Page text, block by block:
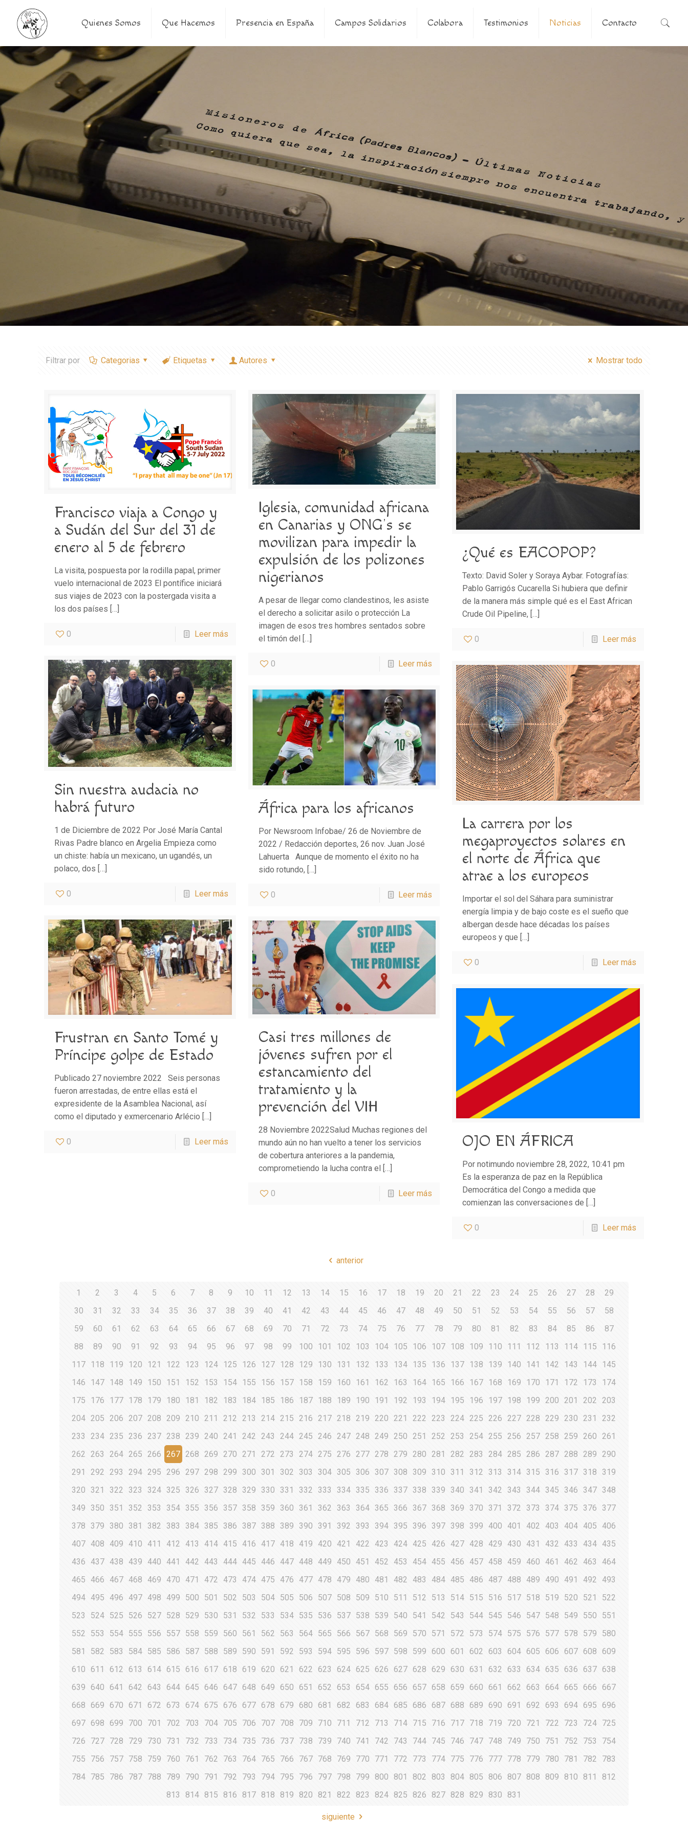
Quienes Somos Que Hacemos Presencia en España Campos Solidarios Colabora Testimonios Noticias Contacto
Filtrar por Categorias Etiquetas Autores Mostrar todo
Francisco viaja a Congo y
a Sudán del Sur del 31 de
enero al 5 de febrero
La visita, pospuesta por la rodilla papal, primer
vuelo internacional de 2023 El pontífice iniciará
sus viajes de 2023 con la postergada visita a
los dos países […]
0 Leer más
Iglesia, comunidad africana
en Canarias y ONG’s se
movilizan para impedir la
expulsión de los polizones
nigerianos
A pesar de llegar como clandestinos, les asiste
el derecho a solicitar asilo o protección La
imagen de esos tres hombres sentados sobre
el timón del
[…]
0 Leer más
¿Qué es EACOPOP?
Texto: David Soler y Soraya Aybar. Fotografías:
Pablo Garrigós Cucarella Si hubiera que definir
de la manera más simple qué es el East African
Crude Oil Pipeline, […]
0 Leer más
Sin nuestra audacia no
habrá futuro
1 de Diciembre de 2022 Por José María Cantal
Rivas Padre blanco en Argelia Empieza como
un chiste: había un mexicano, un ugandés, un
polaco, dos […]
0 Leer más
La carrera por los
megaproyectos solares en
el norte de África que
atrae a los europeos
Importar el sol del Sáhara para suministrar
energía limpia y de bajo coste es el sueño que
albergan desde hace décadas los países
europeos y que […]
0 Leer más
África para los africanos
Por Newsroom Infobae/ 26 de Noviembre de
2022 / Redacción deportes, 26 nov. Juan José
Lahuerta Aunque de momento el éxito no ha
sido rotundo, […]
0 Leer más
Frustran en Santo Tomé y
Príncipe golpe de Estado
Publicado 27 noviembre 2022 Seis personas
fueron arrestadas, de entre ellas está el
expresidente de la Asamblea Nacional, así
como el diputado y exmercenario Arlécio […]
0 Leer más
Casi tres millones de
jóvenes sufren por el
estancamiento del
tratamiento y la
prevención del VIH
28 Noviembre 2022Salud Muchas regiones del
mundo aún no han vuelto a tener los servicios
de cobertura anteriores a la pandemia,
comprometiendo la lucha contra el […]
0 Leer más
OJO EN ÁFRICA
Por notimundo noviembre 28, 2022, 10:41 pm
Es la esperanza de paz en la República
Democrática del Congo a medida que
comienzan las conversaciones de […]
0 Leer más
anterior
1 2 3 4 5 6 7 8 9 10 11 12 13 14 15 16 17 18 19 20 21 22 23 24 25 26 27 28
29
30
31 32 33 34 35 36 37 38 39 40 41 42 43 44 45 46 47 48 49 50 51 52 53 54 55 56 57
58
59
60 61 62 63 64 65 66 67 68 69 70 71 72 73 74 75 76 77 78 79 80 81 82 83 84 85 86
87
88
89 90 91 92 93 94 95 96 97 98 99 100 101 102 103 104 105 106 107 108 109 110 111 112 113 114 115
116
117 118 119 120 121 122 123 124 125 126 127 128 129 130 131 132 133 134 135 136 137 138 139 140 141 142 143 144 145
146
147 148 149 150 151 152 153 154 155 156 157 158 159 160 161 162 163 164 165 166 167 168 169 170 171 172 173
174
175
176 177 178 179 180 181 182 183 184 185 186 187 188 189 190 191 192 193 194 195 196 197 198 199 200 201 202
203
204 205 206 207 208 209 210 211 212 213 214 215 216 217 218 219 220 221 222 223 224 225 226 227 228 229 230 231
232
233
234 235 236 237 238 239 240 241 242 243 244 245 246 247 248 249 250 251 252 253 254 255 256 257 258 259 260
261
262
263 264 265 266 267 268 269 270 271 272 273 274 275 276 277 278 279 280 281 282 283 284 285 286 287 288 289
290
291
292 293 294 295 296 297 298 299 300 301 302 303 304 305 306 307 308 309 310 311 312 313 314 315 316 317 318
319
320
321 322 323 324 325 326 327 328 329 330 331 332 333 334 335 336 337 338 339 340 341 342 343 344 345 346 347 348
349
350 351 352 353 354 355 356 357 358 359 360 361 362 363 364 365 366 367 368 369 370 371 372 373 374 375 376
377
378
379 380 381 382 383 384 385 386 387 388 389 390 391 392 393 394 395 396 397 398 399 400 401 402 403 404 405
406
407 408 409 410 411 412 413 414 415 416 417 418 419 420 421 422 423 424 425 426 427 428 429 430 431 432 433 434 435
436
437 438 439 440 441 442 443 444 445 446 447 448 449 450 451 452 453 454 455 456 457 458 459 460 461 462 463
464
465
466 467 468 469 470 471 472 473 474 475 476 477 478 479 480 481 482 483 484 485 486 487 488 489 490 491 492
493
494 495 496 497 498 499 500 501 502 503 504 505 506 507 508 509 510 511 512 513 514 515 516 517 518 519 520 521
522
523
524 525 526 527 528 529 530 531 532 533 534 535 536 537 538 539 540 541 542 543 544 545 546 547 548 549 550
551
552
553 554 555 556 557 558 559 560 561 562 563 564 565 566 567 568 569 570 571 572 573 574 575 576 577 578 579
580
581
582 583 584 585 586 587 588 589 590 591 592 593 594 595 596 597 598 599 600 601 602 603 604 605 606 607 608
609
610
611 612 613 614 615 616 617 618 619 620 621 622 623 624 625 626 627 628 629 630 631 632 633 634 635 636 637 638
639
640 641 642 643 644 645 646 647 648 649 650 651 652 653 654 655 656 657 658 659 660 661 662 663 664 665 666
667
668
669 670 671 672 673 674 675 676 677 678 679 680 681 682 683 684 685 686 687 688 689 690 691 692 693 694 695
696
697 698 699 700 701 702 703 704 705 706 707 708 709 710 711 712 713 714 715 716 717 718 719 720 721 722 723 724 725
726
727 728 729 730 731 732 733 734 735 736 737 738 739 740 741 742 743 744 745 746 747 748 749 750 751 752 753
754
755
756 757 758 759 760 761 762 763 764 765 766 767 768 769 770 771 772 773 774 775 776 777 778 779 780 781 782
783
784 785 786 787 788 789 790 791 792 793 794 795 796 797 798 799 800 801 802 803 804 805 806 807 808 809 810 811
812
813
814 815 816 817 818 819 820 821 822 823 824 825 826 827 828 829 830 831
siguiente